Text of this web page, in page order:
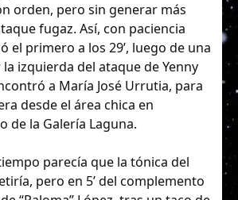
orden, pero sin generar más
fugaz. Así, con paciencia
el primero a los 29’, luego de una
izquierda del ataque de Yenny
a María José Urrutia, para
desde el área chica en
de la Galería Laguna.
parecía que la tónica del
pero en 5’ del complemento